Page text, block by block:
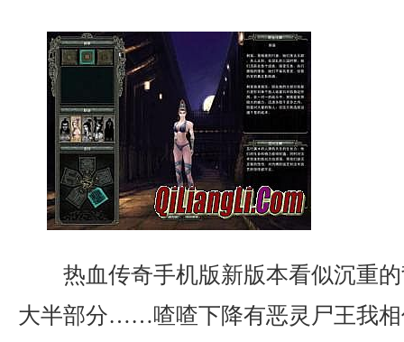
热血传奇手机版新版本看似沉重
大半部分……喳喳下降有恶灵尸王我相